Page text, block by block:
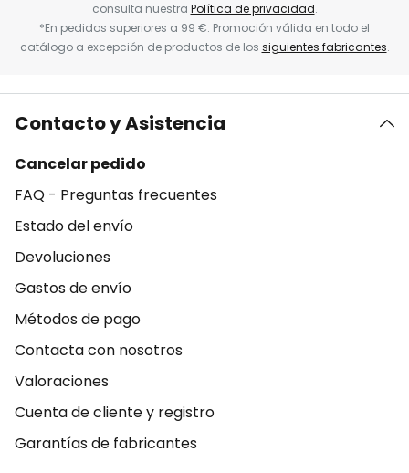
consulta nuestra Política de privacidad.
*En pedidos superiores a 99 €. Promoción válida en todo el
catálogo a excepción de productos de los siguientes fabricantes.
Contacto y Asistencia
Cancelar pedido
FAQ - Preguntas frecuentes
Estado del envío
Devoluciones
Gastos de envío
Métodos de pago
Contacta con nosotros
Valoraciones
Cuenta de cliente y registro
Garantías de fabricantes